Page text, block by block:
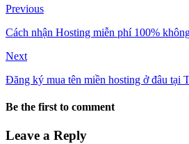
Previous
Cách nhận Hosting miễn phí 100%
Next
Đăng ký mua tên miền hosting ở đâu tại
Be the first to comment
Leave a Reply